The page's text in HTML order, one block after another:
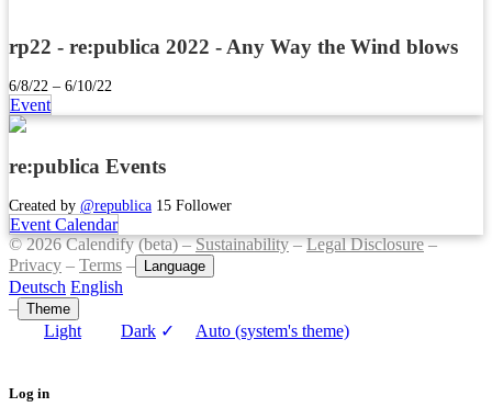
rp22 - re:publica 2022 - Any Way the Wind blows
6/8/22 – 6/10/22
Event
re:publica Events
Created by @republica 15 Follower
Event Calendar
© 2026 Calendify (beta) –Sustainability–Legal Disclosure–
Privacy – Terms – Language
Deutsch English
– Theme
Light Dark ✓ Auto (system's theme)
Log in